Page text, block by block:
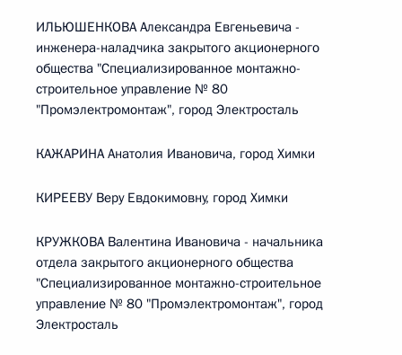
ИЛЬЮШЕНКОВА Александра Евгеньевича -
инженера-наладчика закрытого акционерного
общества "Специализированное монтажно-
строительное управление № 80
"Промэлектромонтаж", город Электросталь
КАЖАРИНА Анатолия Ивановича, город Химки
КИРЕЕВУ Веру Евдокимовну, город Химки
КРУЖКОВА Валентина Ивановича - начальника
отдела закрытого акционерного общества
"Специализированное монтажно-строительное
управление № 80 "Промэлектромонтаж", город
Электросталь